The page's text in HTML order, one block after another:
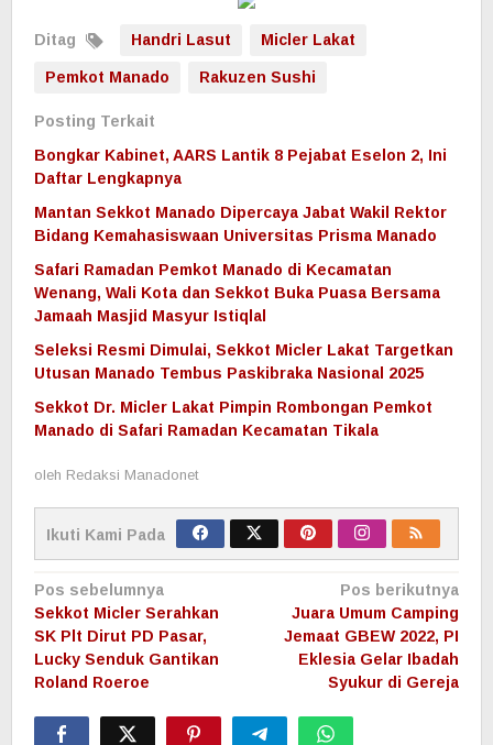
Ditag Handri Lasut Micler Lakat
Pemkot Manado Rakuzen Sushi
Posting Terkait
Bongkar Kabinet, AARS Lantik 8 Pejabat Eselon 2, Ini
Daftar Lengkapnya
Mantan Sekkot Manado Dipercaya Jabat Wakil Rektor
Bidang Kemahasiswaan Universitas Prisma Manado
Safari Ramadan Pemkot Manado di Kecamatan
Wenang, Wali Kota dan Sekkot Buka Puasa Bersama
Jamaah Masjid Masyur Istiqlal
Seleksi Resmi Dimulai, Sekkot Micler Lakat Targetkan
Utusan Manado Tembus Paskibraka Nasional 2025
Sekkot Dr. Micler Lakat Pimpin Rombongan Pemkot
Manado di Safari Ramadan Kecamatan Tikala
oleh Redaksi Manadonet
Ikuti Kami Pada
Navigasi
pos
Pos sebelumnya
Sekkot Micler Serahkan
SK Plt Dirut PD Pasar,
Lucky Senduk Gantikan
Roland Roeroe
Pos berikutnya
Juara Umum Camping
Jemaat GBEW 2022, PI
Eklesia Gelar Ibadah
Syukur di Gereja